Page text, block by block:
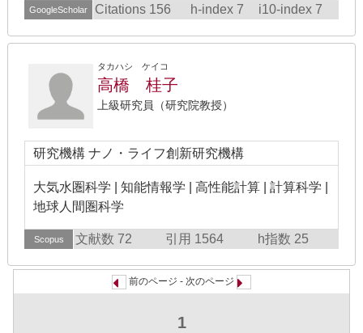
GoogleScholar Citations 156 h-index 7 i10-index 7
タカハシ ケイコ
高橋 桂子
上級研究員（研究院教授）
研究機構 ナノ・ライフ創新研究機構
大気水圏科学 | 知能情報学 | 高性能計算 | 計算科学 |
地球人間圏科学
Scopus 文献数 72 引用 1564 h指数 25
前のページ - 次のページ
1